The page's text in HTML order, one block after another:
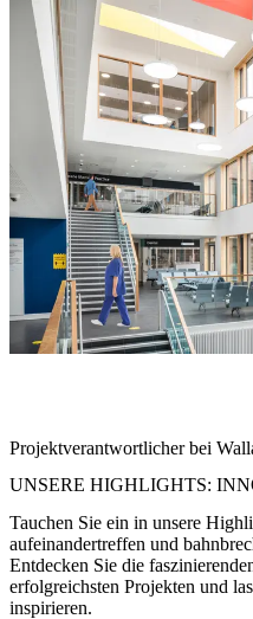
Projektverantwortlicher bei
UNSERE HIGHLIGHTS:
Tauchen Sie ein in unsere
aufeinandertreffen und
Entdecken Sie die
erfolgreichsten Projekten und
inspirieren.